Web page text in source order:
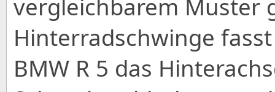
vergleichbarem Muster
Hinterradschwinge
BMW R 5 das